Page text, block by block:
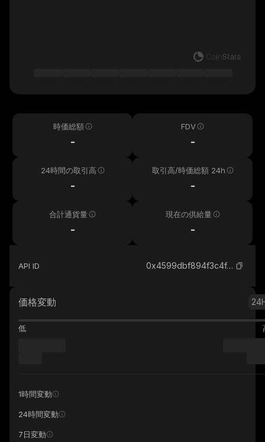
時価総額
-
FDV
-
24時間の取引高
-
取引高/時価総額 24h
-
合計通貨量
-
現在の供給量
-
API ID 0x4599dbf894f3c4f4bb67115567aa830f11a8dd27_robinhood
価格変動
低
1時間変動
24時間変動
7日変動